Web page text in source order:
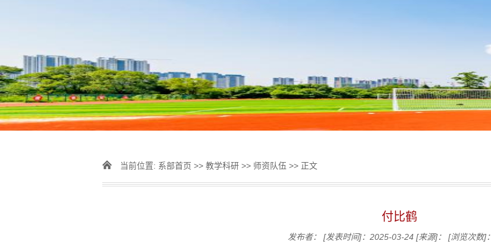
当前位置: 系部首页 >> 教学科研 >> 师资队伍 >> 正文
付比鹤
发布者： [发表时间]：2025-03-24 [来源]： [浏览次数]：